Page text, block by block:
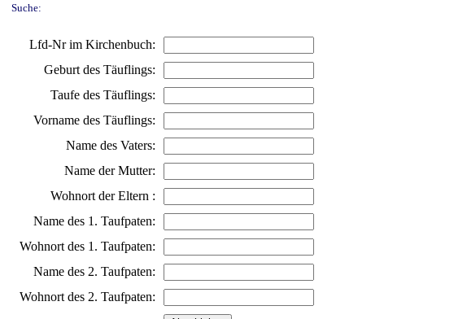
Suche:
Lfd-Nr im Kirchenbuch:
Geburt des Täuflings:
Taufe des Täuflings:
Vorname des Täuflings:
Name des Vaters:
Name der Mutter:
Wohnort der Eltern :
Name des 1. Taufpaten:
Wohnort des 1. Taufpaten:
Name des 2. Taufpaten:
Wohnort des 2. Taufpaten: